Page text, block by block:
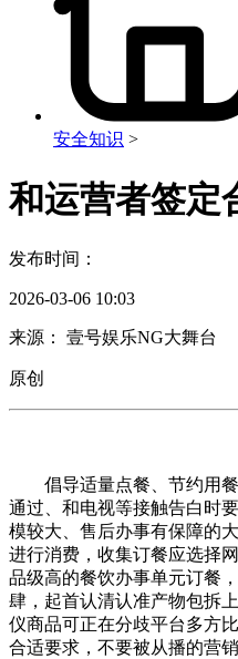
安全知识 >
和运营者签定
发布时间：
2026-03-06 10:03
来源： 壹号娱乐NG大舞台
原创
倡导适量点餐、节约用餐
通过、和电视等接触告白时
模较大、售后办事有保障的
进行消费，收集订餐应选择
品级高的餐饮办事单元订餐
肆，起首认清认准产物包拆
仪商品可正在分歧平台多方
合适要求，不要被从播的营